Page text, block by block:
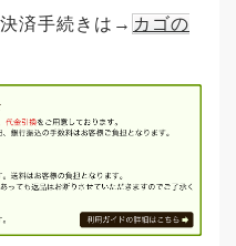
済手続きは→ カゴの